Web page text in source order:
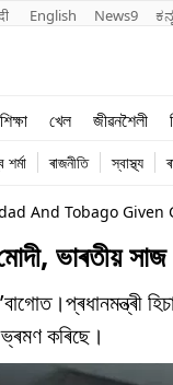
English News9
শিক্ষা খেল জীৱনশৈলী
ৰাজনীতি স্বাস্থ্য
And Tobago Given
ভাৰতীয়
কৰিছে।